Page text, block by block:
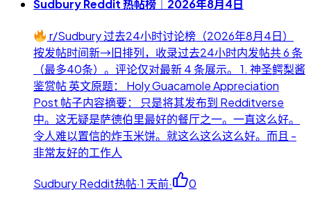
Sudbury Reddit 热帖榜｜2026年8月4日
r/Sudbury 过去24小时讨论榜（2026年8月4日）
按发帖时间新→旧排列，收录过去24小时内发帖共 6 条
（最多40条）。评论仅对最新 4 条展示。 1. 神圣鳄梨酱
鉴赏帖 英文原题： Holy Guacamole Appreciation
Post 帖子内容摘要： 只是将其发布到 Redditverse
中。这无疑是萨德伯里最好的餐厅之一。一直这么好。
令人难以置信的炸玉米饼。就这么这么这么好。而且 -
非常友好的工作人
Sudbury Reddit热帖·1 天前· 0